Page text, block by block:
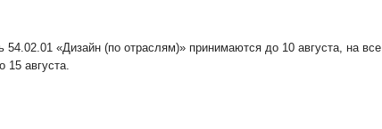
54.02.01 «Дизайн (по отраслям)» принимаются до 10 августа, на все
15 августа.